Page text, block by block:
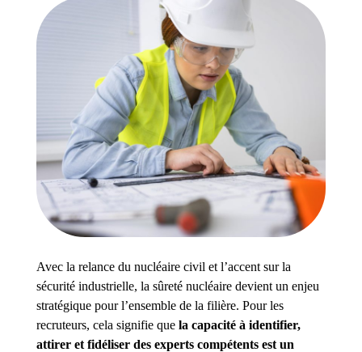
Avec la relance du nucléaire civil et l’accent sur la
sécurité industrielle, la sûreté nucléaire devient un enjeu
stratégique pour l’ensemble de la filière. Pour les
recruteurs, cela signifie que la capacité à identifier,
attirer et fidéliser des experts compétents est un